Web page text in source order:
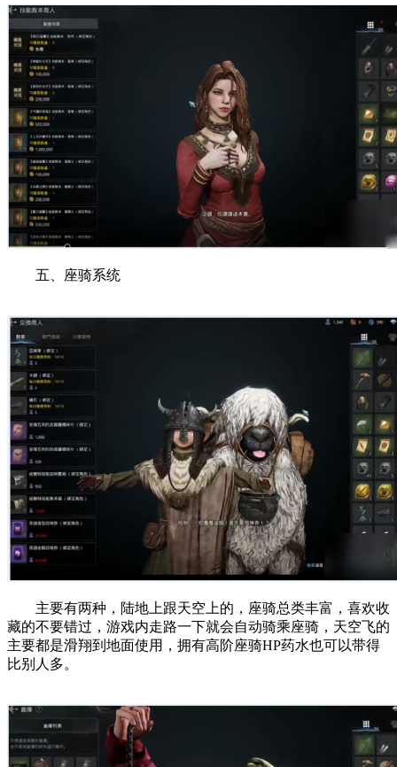
五、座骑系统
主要有两种，陆地上跟天空上的，座骑总类丰富，喜欢收
藏的不要错过，游戏内走路一下就会自动骑乘座骑，天空飞的
主要都是滑翔到地面使用，拥有高阶座骑HP药水也可以带得
比别人多。